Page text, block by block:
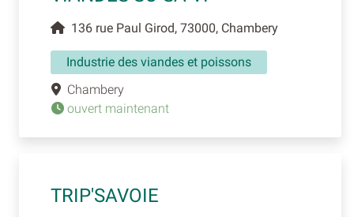
136 rue Paul Girod, 73000, Chambery
Industrie des viandes et poissons
Chambery
ouvert maintenant
TRIP'SAVOIE